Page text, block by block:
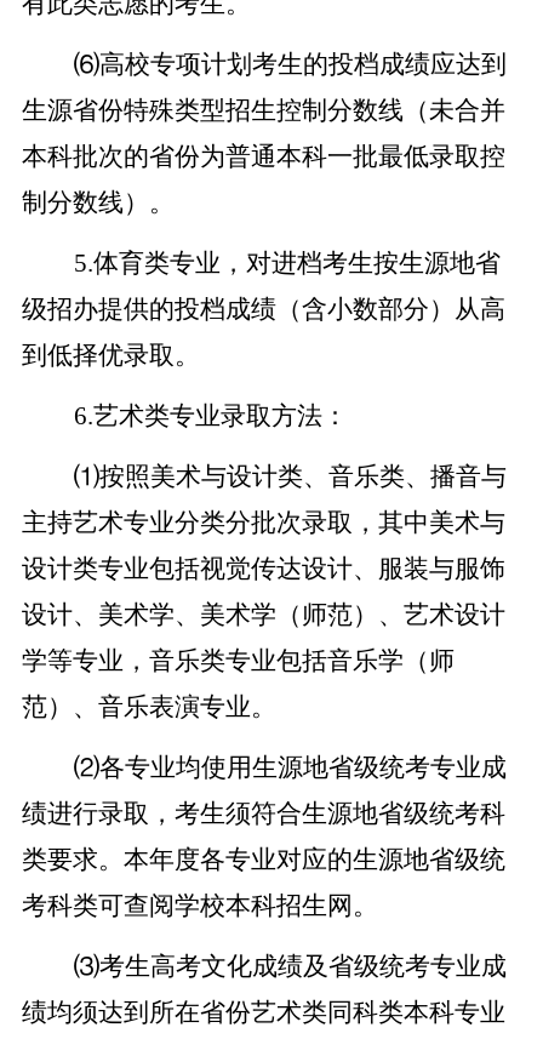
⑹高校专项计划考生的投档成绩应达到
生源省份特殊类型招生控制分数线（未合并
本科批次的省份为普通本科一批最低录取控
制分数线）。
5.体育类专业，对进档考生按生源地省
级招办提供的投档成绩（含小数部分）从高
到低择优录取。
6.艺术类专业录取方法：
⑴按照美术与设计类、音乐类、播音与
主持艺术专业分类分批次录取，其中美术与
设计类专业包括视觉传达设计、服装与服饰
设计、美术学、美术学（师范）、艺术设计
学等专业，音乐类专业包括音乐学（师
范）、音乐表演专业。
⑵各专业均使用生源地省级统考专业成
绩进行录取，考生须符合生源地省级统考科
类要求。本年度各专业对应的生源地省级统
考科类可查阅学校本科招生网。
⑶考生高考文化成绩及省级统考专业成
绩均须达到所在省份艺术类同科类本科专业